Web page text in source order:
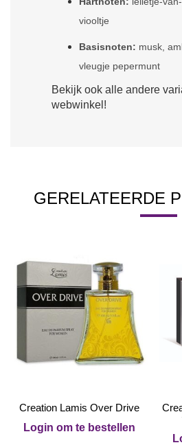
viooltje
Basisnoten: musk,
vleugje pepermunt
Bekijk ook alle andere
webwinkel!
GERELATEERDE
Creation Lamis Over Drive
Login om te bestellen